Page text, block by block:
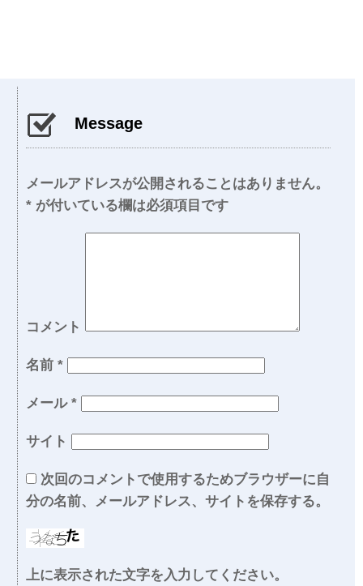
Message
メールアドレスが公開されることはありません。
* が付いている欄は必須項目です
コメント
名前 *
メール *
サイト
次回のコメントで使用するためブラウザーに自
分の名前、メールアドレス、サイトを保存する。
上に表示された文字を入力してください。